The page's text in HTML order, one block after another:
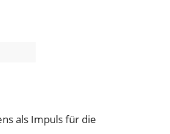
als Impuls für die